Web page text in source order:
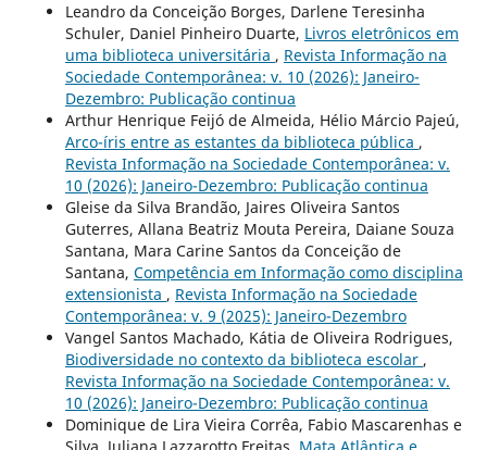
Leandro da Conceição Borges, Darlene Teresinha
Schuler, Daniel Pinheiro Duarte, Livros eletrônicos em
uma biblioteca universitária , Revista Informação na
Sociedade Contemporânea: v. 10 (2026): Janeiro-
Dezembro: Publicação continua
Arthur Henrique Feijó de Almeida, Hélio Márcio Pajeú,
Arco-íris entre as estantes da biblioteca pública ,
Revista Informação na Sociedade Contemporânea: v.
10 (2026): Janeiro-Dezembro: Publicação continua
Gleise da Silva Brandão, Jaires Oliveira Santos
Guterres, Allana Beatriz Mouta Pereira, Daiane Souza
Santana, Mara Carine Santos da Conceição de
Santana, Competência em Informação como disciplina
extensionista , Revista Informação na Sociedade
Contemporânea: v. 9 (2025): Janeiro-Dezembro
Vangel Santos Machado, Kátia de Oliveira Rodrigues,
Biodiversidade no contexto da biblioteca escolar ,
Revista Informação na Sociedade Contemporânea: v.
10 (2026): Janeiro-Dezembro: Publicação continua
Dominique de Lira Vieira Corrêa, Fabio Mascarenhas e